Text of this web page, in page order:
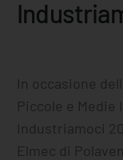
​​In occasione
Piccole e Medie
Industriamoci
Elmec di
Prodotti custom
Lavorazione
Lavorazione
Lavorazione dal